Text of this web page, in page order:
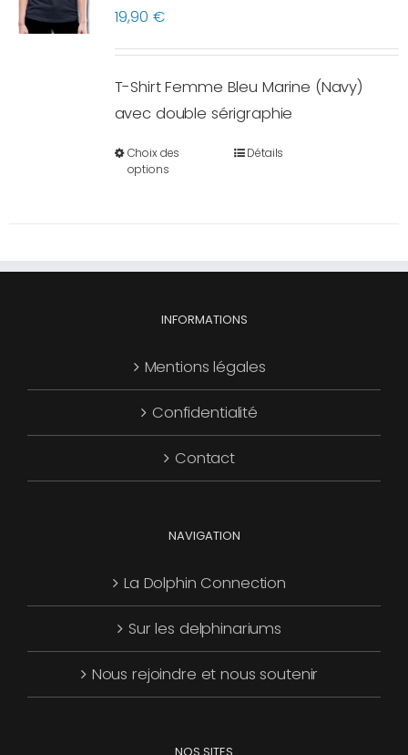
page
du
produit
19,90 €
T-Shirt Femme Bleu Marine (Navy)
avec double sérigraphie
Choix des
options
Ce
options
être
choisies
sur
produit
Détails
INFORMATIONS
Mentions légales
Confidentialité
Contact
NAVIGATION
La Dolphin Connection
Sur les delphinariums
Nous rejoindre et nous soutenir